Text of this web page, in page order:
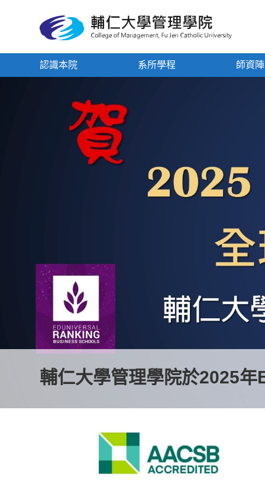
認識本院 系所學程 師資
輔仁大學管理學院於2025
輔仁大學管理學院 2025年
2025年入榜全球排名前2%
商學研究所 呂奇傑教授 獲
企業管理學系 曾祥景副教
資訊管理學系 許嘉霖教授
資訊管理學系 廖建翔教授
2026 eduniversal 最佳商學